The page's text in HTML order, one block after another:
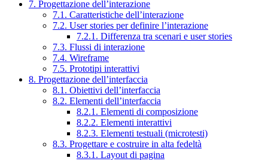
7. Progettazione dell’interazione
7.1. Caratteristiche dell’interazione
7.2. User stories per definire l’interazione
7.2.1. Differenza tra scenari e user stories
7.3. Flussi di interazione
7.4. Wireframe
7.5. Prototipi interattivi
8. Progettazione dell’interfaccia
8.1. Obiettivi dell’interfaccia
8.2. Elementi dell’interfaccia
8.2.1. Elementi di composizione
8.2.2. Elementi interattivi
8.2.3. Elementi testuali (microtesti)
8.3. Progettare e costruire in alta fedeltà
8.3.1. Layout di pagina